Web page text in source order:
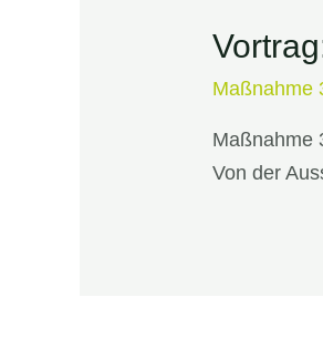
Maßnahme
Maßnahme
Von der